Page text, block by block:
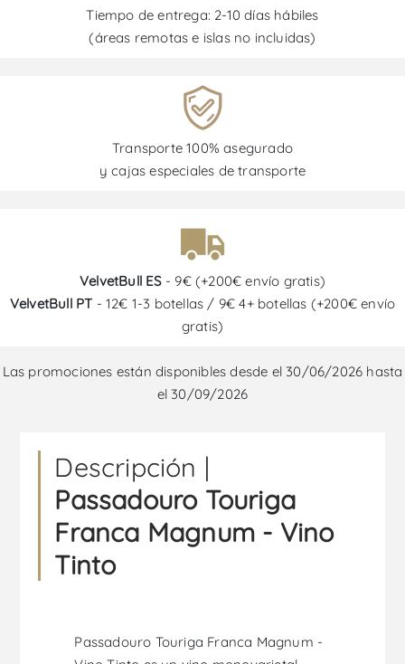
Tiempo de entrega: 2-10 días hábiles
(áreas remotas e islas no incluidas)
Transporte 100% asegurado
y cajas especiales de transporte
VelvetBull ES- 9€ (+200€ envío gratis)
VelvetBull PT - 12€ 1-3 botellas / 9€ 4+ botellas (+200€ envío
gratis)
Las promociones están disponibles desde el 30/06/2026 hasta
el 30/09/2026
Descripción |
Passadouro Touriga
Franca Magnum - Vino
Tinto
Passadouro Touriga Franca Magnum -